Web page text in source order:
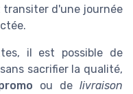
transiter d'une journée
il est possible de
sacrifier la qualité,
ou de livraison